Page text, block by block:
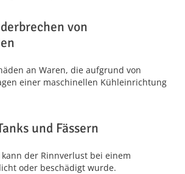
von
an Waren, die aufgrund von
einer maschinellen Kühleinrichtung
und Fässern
der Rinnverlust bei einem
oder beschädigt wurde.